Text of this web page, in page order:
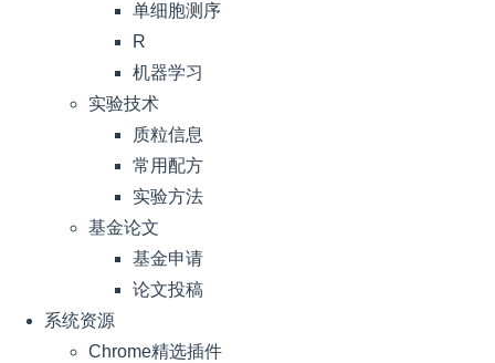
单细胞测序
R
机器学习
实验技术
质粒信息
常用配方
实验方法
基金论文
基金申请
论文投稿
系统资源
Chrome精选插件